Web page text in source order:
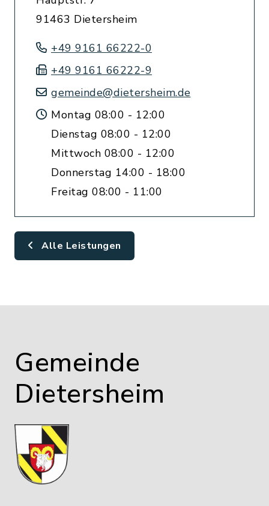
91463 Dietersheim
+49 9161 66222-0
+49 9161 66222-9
gemeinde@dietersheim.de
Montag 08:00 - 12:00
Dienstag 08:00 - 12:00
Mittwoch 08:00 - 12:00
Donnerstag 14:00 - 18:00
Freitag 08:00 - 11:00
Alle Leistungen
Gemeinde
Dietersheim